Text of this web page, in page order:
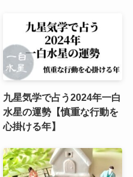
九星気学で占う2024年一白
水星の運勢【慎重な行動を
心掛ける年】